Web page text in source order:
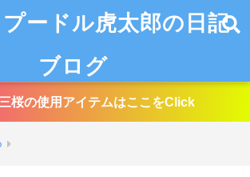
ードル虎太郎の日記
ブログ
桜の使用アイテムはここをClick